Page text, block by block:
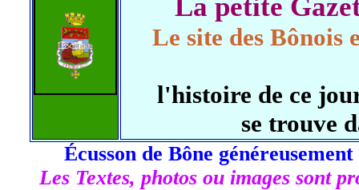
La petite
Le site des Bônois
l'histoire de ce
se trouve
Écusson de Bône
Les Textes, photos ou images sont